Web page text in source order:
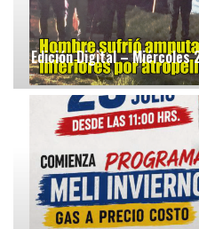
Edición Digital – Miércoles